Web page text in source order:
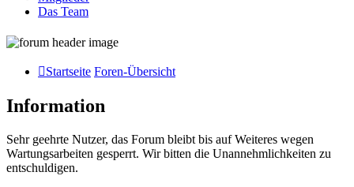
Das Team
Startseite Foren-Übersicht
Information
Sehr geehrte Nutzer, das Forum bleibt bis auf Weiteres wegen
Wartungsarbeiten gesperrt. Wir bitten die Unannehmlichkeiten zu
entschuldigen.